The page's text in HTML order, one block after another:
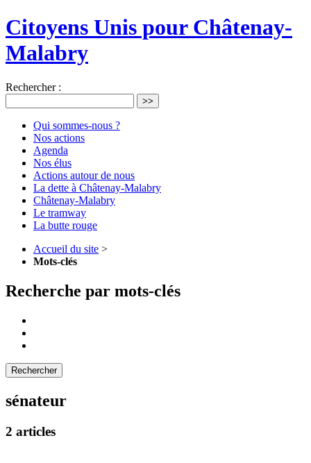
Citoyens Unis pour Châtenay-
Malabry
Rechercher :
>>
Qui sommes-nous ?
Nos actions
Agenda
Nos élus
Actions autour de nous
La dette à Châtenay-Malabry
Châtenay-Malabry
Le tramway
La butte rouge
Accueil du site >
Mots-clés
Recherche par mots-clés
sénateur
2 articles